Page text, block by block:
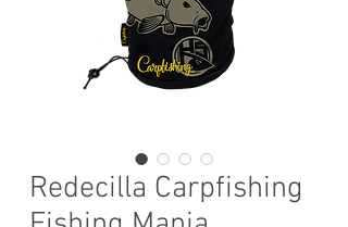
Redecilla Carpfishing